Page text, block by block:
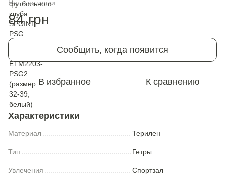
Нет в наличии
84 грн
Сообщить, когда появится
В избранное К сравнению
Характеристики
Материал Терилен
Тип Гетры
Увлечения Спортзал